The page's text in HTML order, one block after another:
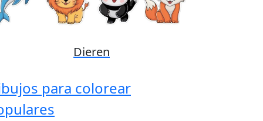
Disney
para colorear